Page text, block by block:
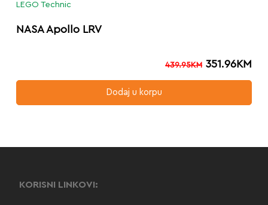
LEGO Technic
NASA Apollo LRV
439.95KM 351.96KM
Dodaj u korpu
KORISNI LINKOVI: